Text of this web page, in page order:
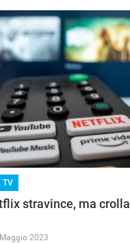
TV
stravince, ma crolla
2023